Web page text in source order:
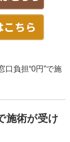
負担“0円”で施
施術が受け